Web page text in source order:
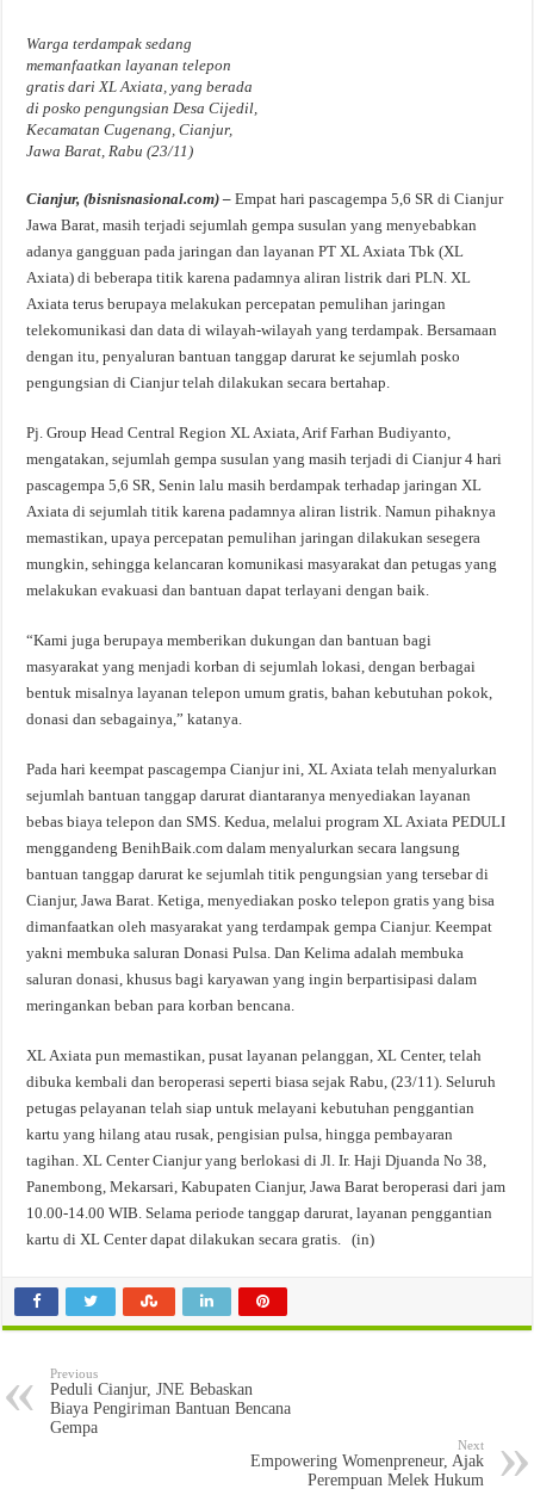
Warga terdampak sedang
memanfaatkan layanan telepon
gratis dari XL Axiata, yang berada
di posko pengungsian Desa Cijedil,
Kecamatan Cugenang, Cianjur,
Jawa Barat, Rabu (23/11)
Cianjur, (bisnisnasional.com) – Empat hari pascagempa 5,6 SR di Cianjur
Jawa Barat, masih terjadi sejumlah gempa susulan yang menyebabkan
adanya gangguan pada jaringan dan layanan PT XL Axiata Tbk (XL
Axiata) di beberapa titik karena padamnya aliran listrik dari PLN. XL
Axiata terus berupaya melakukan percepatan pemulihan jaringan
telekomunikasi dan data di wilayah-wilayah yang terdampak. Bersamaan
dengan itu, penyaluran bantuan tanggap darurat ke sejumlah posko
pengungsian di Cianjur telah dilakukan secara bertahap.
Pj. Group Head Central Region XL Axiata, Arif Farhan Budiyanto,
mengatakan, sejumlah gempa susulan yang masih terjadi di Cianjur 4 hari
pascagempa 5,6 SR, Senin lalu masih berdampak terhadap jaringan XL
Axiata di sejumlah titik karena padamnya aliran listrik. Namun pihaknya
memastikan, upaya percepatan pemulihan jaringan dilakukan sesegera
mungkin, sehingga kelancaran komunikasi masyarakat dan petugas yang
melakukan evakuasi dan bantuan dapat terlayani dengan baik.
“Kami juga berupaya memberikan dukungan dan bantuan bagi
masyarakat yang menjadi korban di sejumlah lokasi, dengan berbagai
bentuk misalnya layanan telepon umum gratis, bahan kebutuhan pokok,
donasi dan sebagainya,” katanya.
Pada hari keempat pascagempa Cianjur ini, XL Axiata telah menyalurkan
sejumlah bantuan tanggap darurat diantaranya menyediakan layanan
bebas biaya telepon dan SMS. Kedua, melalui program XL Axiata PEDULI
menggandeng BenihBaik.com dalam menyalurkan secara langsung
bantuan tanggap darurat ke sejumlah titik pengungsian yang tersebar di
Cianjur, Jawa Barat. Ketiga, menyediakan posko telepon gratis yang bisa
dimanfaatkan oleh masyarakat yang terdampak gempa Cianjur. Keempat
yakni membuka saluran Donasi Pulsa. Dan Kelima adalah membuka
saluran donasi, khusus bagi karyawan yang ingin berpartisipasi dalam
meringankan beban para korban bencana.
XL Axiata pun memastikan, pusat layanan pelanggan, XL Center, telah
dibuka kembali dan beroperasi seperti biasa sejak Rabu, (23/11). Seluruh
petugas pelayanan telah siap untuk melayani kebutuhan penggantian
kartu yang hilang atau rusak, pengisian pulsa, hingga pembayaran
tagihan. XL Center Cianjur yang berlokasi di Jl. Ir. Haji Djuanda No 38,
Panembong, Mekarsari, Kabupaten Cianjur, Jawa Barat beroperasi dari jam
10.00-14.00 WIB. Selama periode tanggap darurat, layanan penggantian
kartu di XL Center dapat dilakukan secara gratis. (in)
Previous
Peduli Cianjur, JNE Bebaskan
Biaya Pengiriman Bantuan Bencana
Gempa
Next
Empowering Womenpreneur, Ajak
Perempuan Melek Hukum